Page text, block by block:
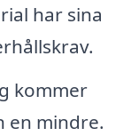
har sina
kommer
en mindre.